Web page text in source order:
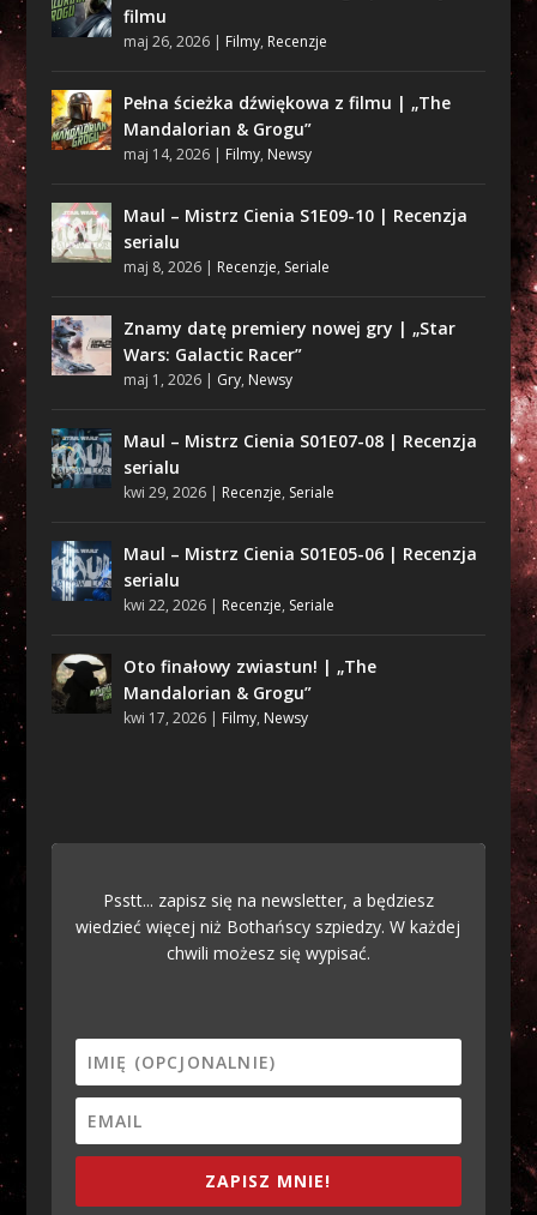
filmu
maj 26, 2026| Filmy, Recenzje
Pełna ścieżka dźwiękowa z filmu | „The
Mandalorian & Grogu”
maj 14, 2026| Filmy, Newsy
Maul – Mistrz Cienia S1E09-10 | Recenzja
serialu
maj 8, 2026| Recenzje, Seriale
Znamy datę premiery nowej gry | „Star
Wars: Galactic Racer”
maj 1, 2026| Gry, Newsy
Maul – Mistrz Cienia S01E07-08 | Recenzja
serialu
kwi 29, 2026| Recenzje, Seriale
Maul – Mistrz Cienia S01E05-06 | Recenzja
serialu
kwi 22, 2026| Recenzje, Seriale
Oto finałowy zwiastun! | „The
Mandalorian & Grogu”
kwi 17, 2026| Filmy, Newsy
Psstt... zapisz się na newsletter, a będziesz
wiedzieć więcej niż Bothańscy szpiedzy. W każdej
chwili możesz się wypisać.
ZAPISZ MNIE!